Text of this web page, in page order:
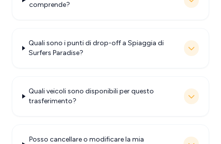
comprende?
Quali sono i punti di drop-off a Spiaggia di
Surfers Paradise?
Quali veicoli sono disponibili per questo
trasferimento?
Posso cancellare o modificare la mia